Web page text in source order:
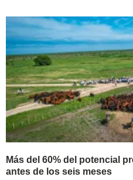
Más del 60% del potencial
antes de los seis meses